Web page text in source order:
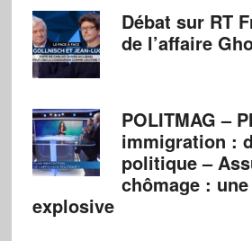
Débat sur RT
de l’affaire
POLITMAG –
immigration :
politique –
chômage :
explosive